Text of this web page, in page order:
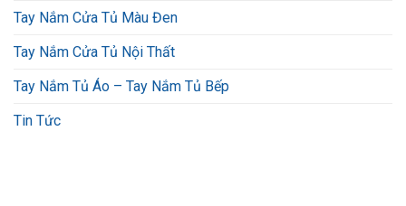
Tay Nắm Cửa Tủ Màu Đen
Tay Nắm Cửa Tủ Nội Thất
Tay Nắm Tủ Áo – Tay Nắm Tủ Bếp
Tin Tức